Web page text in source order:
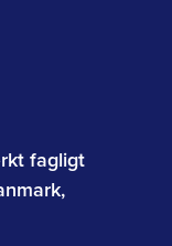
fagligt